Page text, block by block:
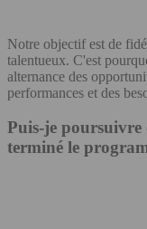
Notre objectif est de
talentueux. C'est
alternance des
performances et des
Puis-je poursuivre
terminé le